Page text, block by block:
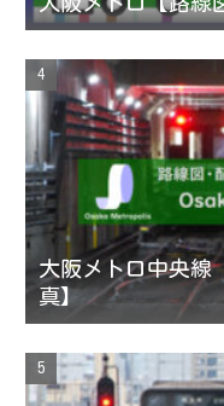
大阪メトロ中央
真】